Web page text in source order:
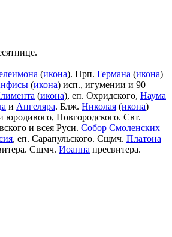
(икона). Прп. Германа (икона)
(икона) исп., игумении и 90
(икона), еп. Охридского, Наума
и Ангеляра. Блж. Николая (икона)
юродивого, Новгородского. Свт.
и всея Руси. Собор Смоленских
, еп. Сарапульского. Сщмч. Платона
Сщмч. Иоанна пресвитера.